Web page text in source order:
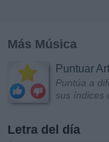
Más Música
Puntuar
Puntúa a
sus índices
Letra del día